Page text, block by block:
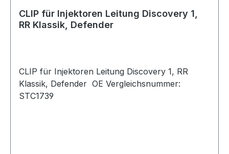
CLIP für Injektoren Leitung Discovery 1,
RR Klassik, Defender
CLIP für Injektoren Leitung Discovery 1, RR
Klassik, Defender OE Vergleichsnummer:
STC1739